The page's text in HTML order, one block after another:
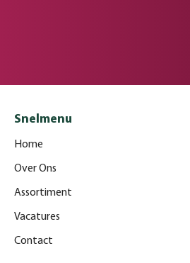
Snelmenu
Home
Over Ons
Assortiment
Vacatures
Contact